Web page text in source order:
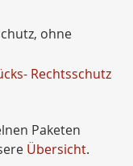
ohne
Rechtsschutz
Paketen
Übersicht.